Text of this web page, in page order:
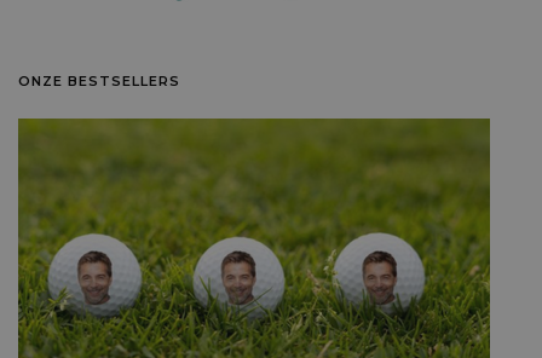
ONZE BESTSELLERS